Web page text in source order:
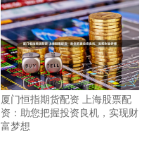
厦门恒指期货配资 上海股票配
资：助您把握投资良机，实现财
富梦想